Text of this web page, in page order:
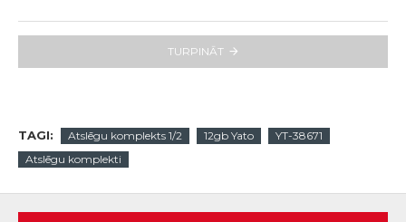
TURPINĀT
TAGI: Atslēgu komplekts 1/2 12gb Yato
YT-38671
Atslēgu komplekti